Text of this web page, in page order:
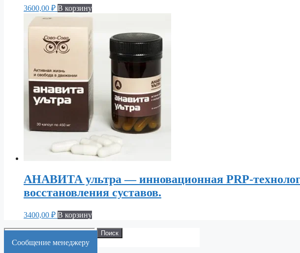
3600,00 ₽ В корзину
АНАВИТА ультра — инновационная PRP-
восстановления суставов.
3400,00 ₽ В корзину
Искать:
Поиск
Cообщение менеджеру